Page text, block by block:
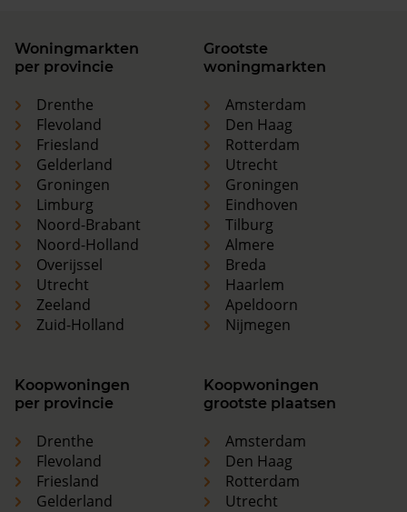
Woningmarkten
per provincie
Drenthe
Flevoland
Friesland
Gelderland
Groningen
Limburg
Noord-Brabant
Noord-Holland
Overijssel
Utrecht
Zeeland
Zuid-Holland
Grootste
woningmarkten
Amsterdam
Den Haag
Rotterdam
Utrecht
Groningen
Eindhoven
Tilburg
Almere
Breda
Haarlem
Apeldoorn
Nijmegen
Koopwoningen
per provincie
Drenthe
Flevoland
Friesland
Gelderland
Koopwoningen
grootste plaatsen
Amsterdam
Den Haag
Rotterdam
Utrecht